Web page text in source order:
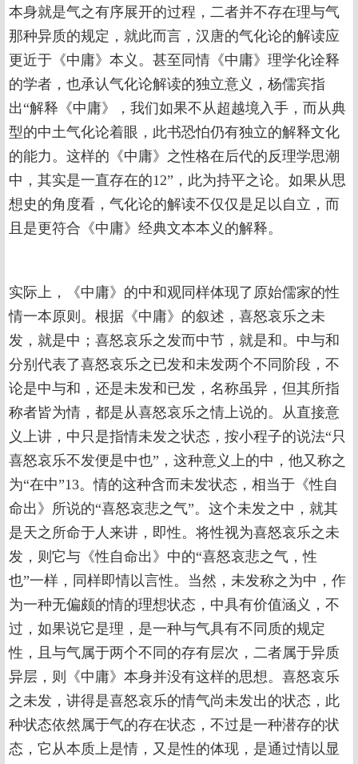
本身就是气之有序展开的过程，二者并不存在理与气
那种异质的规定，就此而言，汉唐的气化论的解读应
更近于《中庸》本义。甚至同情《中庸》理学化诠释
的学者，也承认气化论解读的独立意义，杨儒宾指
出“解释《中庸》，我们如果不从超越境入手，而从典
型的中土气化论着眼，此书恐怕仍有独立的解释文化
的能力。这样的《中庸》之性格在后代的反理学思潮
中，其实是一直存在的12”，此为持平之论。如果从思
想史的角度看，气化论的解读不仅仅是足以自立，而
且是更符合《中庸》经典文本本义的解释。
实际上，《中庸》的中和观同样体现了原始儒家的性
情一本原则。根据《中庸》的叙述，喜怒哀乐之未
发，就是中；喜怒哀乐之发而中节，就是和。中与和
分别代表了喜怒哀乐之已发和未发两个不同阶段，不
论是中与和，还是未发和已发，名称虽异，但其所指
称者皆为情，都是从喜怒哀乐之情上说的。从直接意
义上讲，中只是指情未发之状态，按小程子的说法“只
喜怒哀乐不发便是中也”，这种意义上的中，他又称之
为“在中”13。情的这种含而未发状态，相当于《性自
命出》所说的“喜怒哀悲之气”。这个未发之中，就其
是天之所命于人来讲，即性。将性视为喜怒哀乐之未
发，则它与《性自命出》中的“喜怒哀悲之气，性
也”一样，同样即情以言性。当然，未发称之为中，作
为一种无偏颇的情的理想状态，中具有价值涵义，不
过，如果说它是理，是一种与气具有不同质的规定
性，且与气属于两个不同的存有层次，二者属于异质
异层，则《中庸》本身并没有这样的思想。喜怒哀乐
之未发，讲得是喜怒哀乐的情气尚未发出的状态，此
种状态依然属于气的存在状态，不过是一种潜存的状
态，它从本质上是情，又是性的体现，是通过情以显